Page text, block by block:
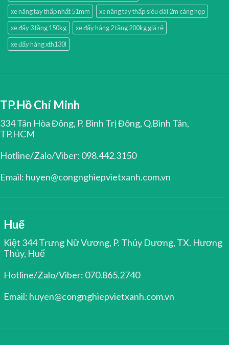
xe nâng tay thấp nhất 51mm
xe nâng tay thấp siêu dài 2m càng hẹp
xe đẩy 3 tầng 150kg
xe đẩy hàng 2 tầng 200kg giá rẻ
xe đẩy hàng xth130l
TP.Hồ Chí Minh
334 Tân Hòa Đông, P. Bình Trị Đông, Q.Bình Tân,
TP.HCM
Hotline/Zalo/Viber: 098.442.3150
Email: huyen@congnghiepvietxanh.com.vn
Huế
Kiệt 344 Trưng Nữ Vương, P. Thủy Dương, TX. Hương
Thủy, Huế
Hotline/Zalo/Viber: 070.865.2740
Email: huyen@congnghiepvietxanh.com.vn